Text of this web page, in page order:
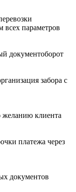
всех параметров
документоборот
забора с
желанию клиента
платежа через
документов